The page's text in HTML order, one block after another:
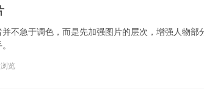
不急于调色，而是先加强图片的层次，增强人物部
览